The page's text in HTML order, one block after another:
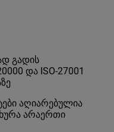
გადის
და ISO-27001
აღიარებულია
არაერთი